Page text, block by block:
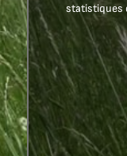
statistiques